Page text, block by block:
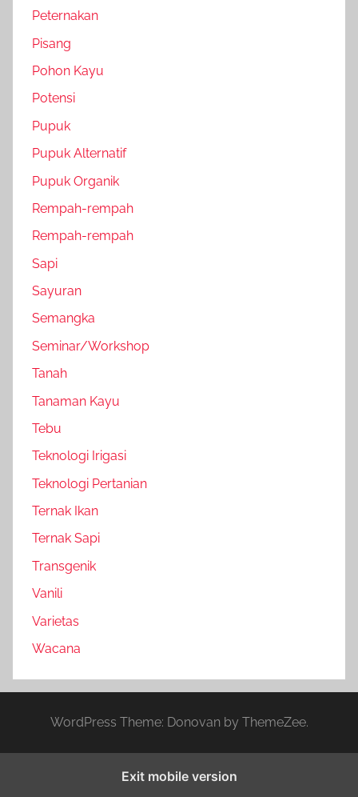
Peternakan
Pisang
Pohon Kayu
Potensi
Pupuk
Pupuk Alternatif
Pupuk Organik
Rempah-rempah
Rempah-rempah
Sapi
Sayuran
Semangka
Seminar/Workshop
Tanah
Tanaman Kayu
Tebu
Teknologi Irigasi
Teknologi Pertanian
Ternak Ikan
Ternak Sapi
Transgenik
Vanili
Varietas
Wacana
WordPress Theme: Donovan by ThemeZee.
Exit mobile version